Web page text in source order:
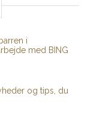
i
med BING
og tips, du